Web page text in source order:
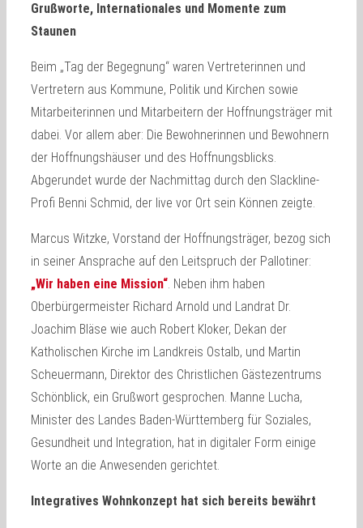
Grußworte, Internationales und Momente zum
Staunen
Beim „Tag der Begegnung“ waren Vertreterinnen und
Vertretern aus Kommune, Politik und Kirchen sowie
Mitarbeiterinnen und Mitarbeitern der Hoffnungsträger mit
dabei. Vor allem aber: Die Bewohnerinnen und Bewohnern
der Hoffnungshäuser und des Hoffnungsblicks.
Abgerundet wurde der Nachmittag durch den Slackline-
Profi Benni Schmid, der live vor Ort sein Können zeigte.
Marcus Witzke, Vorstand der Hoffnungsträger, bezog sich
in seiner Ansprache auf den Leitspruch der Pallotiner:
„Wir haben eine Mission“. Neben ihm haben
Oberbürgermeister Richard Arnold und Landrat Dr.
Joachim Bläse wie auch Robert Kloker, Dekan der
Katholischen Kirche im Landkreis Ostalb, und Martin
Scheuermann, Direktor des Christlichen Gästezentrums
Schönblick, ein Grußwort gesprochen. Manne Lucha,
Minister des Landes Baden-Württemberg für Soziales,
Gesundheit und Integration, hat in digitaler Form einige
Worte an die Anwesenden gerichtet.
Integratives Wohnkonzept hat sich bereits bewährt